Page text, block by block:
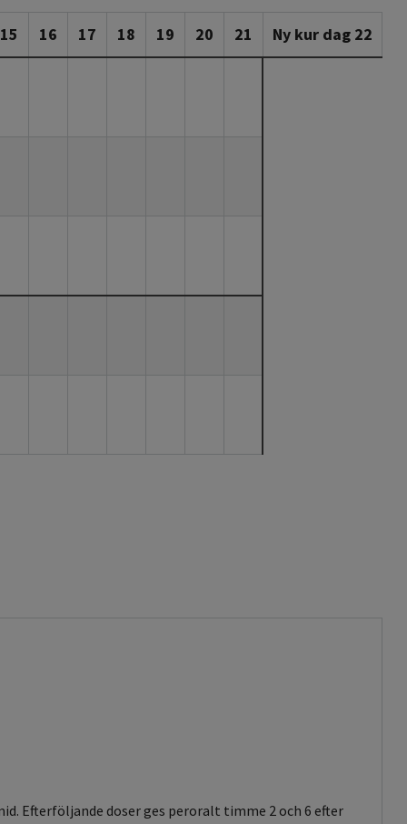
15 16 17 18 19 20 21 Ny kur dag 22
Efterföljande doser ges peroralt timme 2 och 6 efter